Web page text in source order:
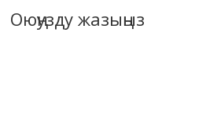
Оюңузду жазыңыз